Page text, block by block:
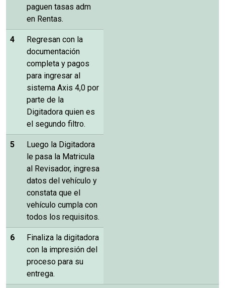
paguen tasas adm
en Rentas.
4
Regresan con la
documentación
completa y pagos
para ingresar al
sistema Axis 4,0 por
parte de la
Digitadora quien es
el segundo filtro.
5
Luego la Digitadora
le pasa la Matricula
al Revisador, ingresa
datos del vehículo y
constata que el
vehículo cumpla con
todos los requisitos.
6
Finaliza la digitadora
con la impresión del
proceso para su
entrega.